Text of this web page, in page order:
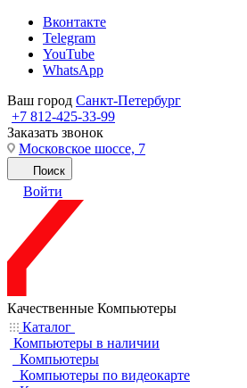
Вконтакте
Telegram
YouTube
WhatsApp
Ваш город Санкт-Петербург
+7 812-425-33-99
Заказать звонок
Московское шоссе, 7
Поиск
Войти
Качественные Компьютеры
Каталог
Компьютеры в наличии
Компьютеры
Компьютеры по видеокарте